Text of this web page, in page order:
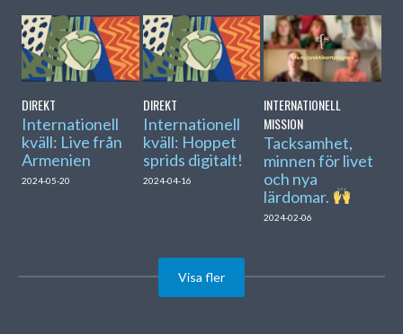
DIREKT
Internationell
kväll: Live från
Armenien
2024-05-20
DIREKT
Internationell
kväll: Hoppet
sprids digitalt!
2024-04-16
INTERNATIONELL
MISSION
Tacksamhet,
minnen för livet
och nya
lärdomar.
2024-02-06
Visa fler